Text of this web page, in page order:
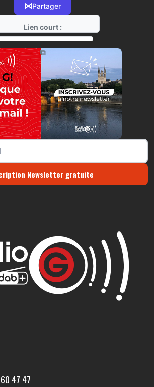
⋈Partager
Lien court :
https://radio-g.fr?3383
⧉
Newsletter gratuite
47 47